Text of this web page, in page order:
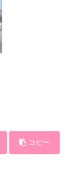
コピー